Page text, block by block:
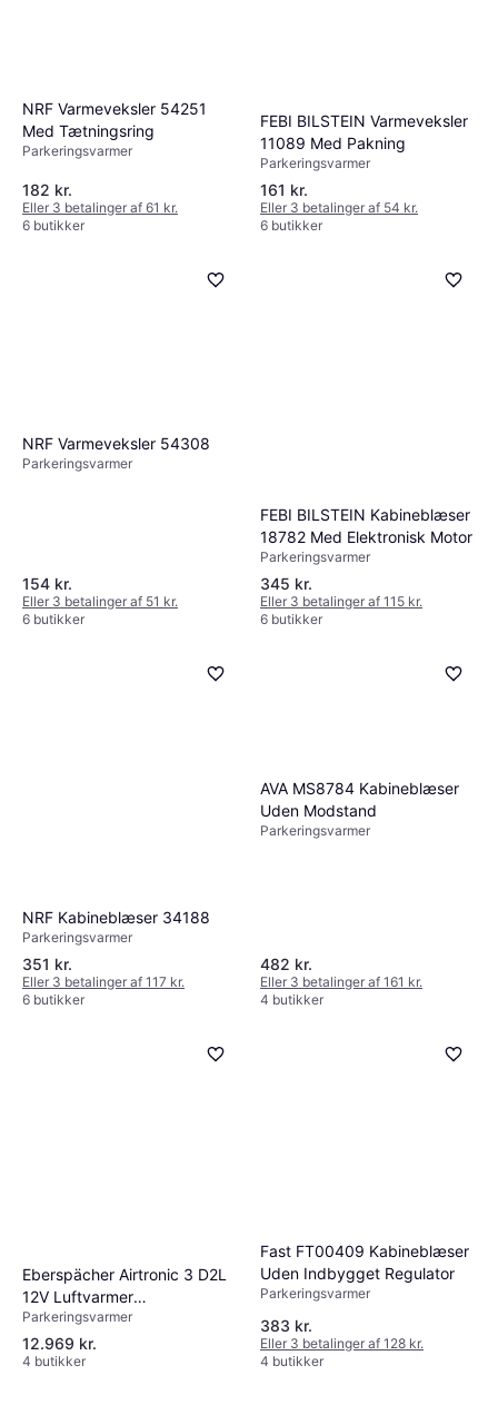
NRF Varmeveksler 54251
Med Tætningsring
Parkeringsvarmer
182 kr.
Eller 3 betalinger af 61 kr.
6 butikker
FEBI BILSTEIN Varmeveksler
11089 Med Pakning
Parkeringsvarmer
161 kr.
Eller 3 betalinger af 54 kr.
6 butikker
NRF Varmeveksler 54308
Parkeringsvarmer
154 kr.
Eller 3 betalinger af 51 kr.
6 butikker
FEBI BILSTEIN Kabineblæser
18782 Med Elektronisk Motor
Parkeringsvarmer
345 kr.
Eller 3 betalinger af 115 kr.
6 butikker
NRF Kabineblæser 34188
Parkeringsvarmer
351 kr.
Eller 3 betalinger af 117 kr.
6 butikker
AVA MS8784 Kabineblæser
Uden Modstand
Parkeringsvarmer
482 kr.
Eller 3 betalinger af 161 kr.
4 butikker
Eberspächer Airtronic 3 D2L
12V Luftvarmer
Værkstedssæt
Parkeringsvarmer
12.969 kr.
4 butikker
Fast FT00409 Kabineblæser
Uden Indbygget Regulator
Parkeringsvarmer
383 kr.
Eller 3 betalinger af 128 kr.
4 butikker